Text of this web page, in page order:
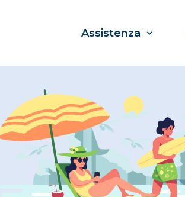
Assistenza